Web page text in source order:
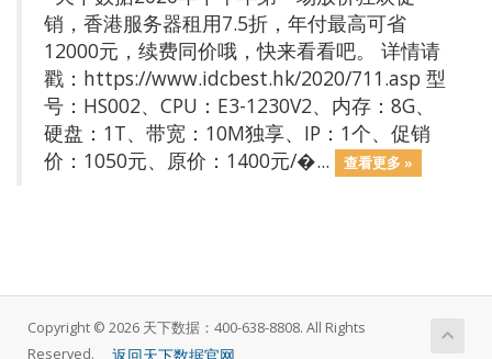
销，香港服务器租用7.5折，年付最高可省
12000元，续费同价哦，快来看看吧。 详情请
戳：https://www.idcbest.hk/2020/711.asp 型
号：HS002、CPU：E3-1230V2、内存：8G、
硬盘：1T、带宽：10M独享、IP：1个、促销
价：1050元、原价：1400元/�...
查看更多 »
Copyright © 2026 天下数据：400-638-8808. All Rights
Reserved.